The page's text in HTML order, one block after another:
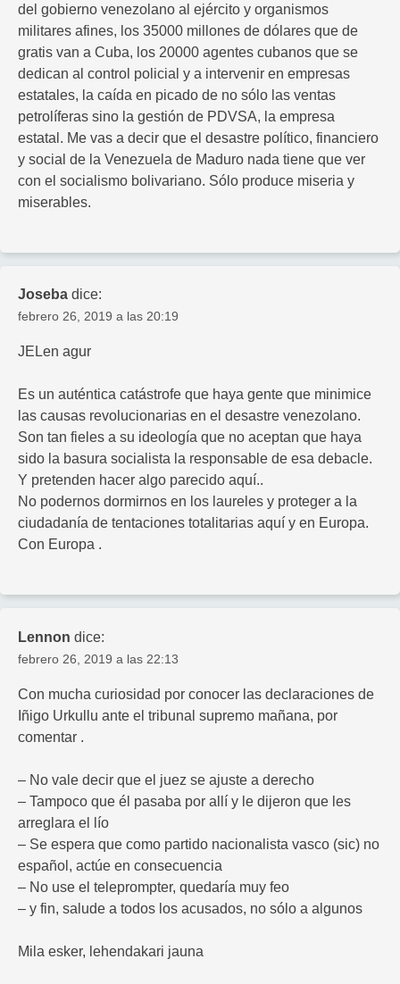
del gobierno venezolano al ejército y organismos
militares afines, los 35000 millones de dólares que de
gratis van a Cuba, los 20000 agentes cubanos que se
dedican al control policial y a intervenir en empresas
estatales, la caída en picado de no sólo las ventas
petrolíferas sino la gestión de PDVSA, la empresa
estatal. Me vas a decir que el desastre político, financiero
y social de la Venezuela de Maduro nada tiene que ver
con el socialismo bolivariano. Sólo produce miseria y
miserables.
Joseba dice:
febrero 26, 2019 a las 20:19
JELen agur
Es un auténtica catástrofe que haya gente que minimice
las causas revolucionarias en el desastre venezolano.
Son tan fieles a su ideología que no aceptan que haya
sido la basura socialista la responsable de esa debacle.
Y pretenden hacer algo parecido aquí..
No podernos dormirnos en los laureles y proteger a la
ciudadanía de tentaciones totalitarias aquí y en Europa.
Con Europa .
Lennon dice:
febrero 26, 2019 a las 22:13
Con mucha curiosidad por conocer las declaraciones de
Iñigo Urkullu ante el tribunal supremo mañana, por
comentar .
– No vale decir que el juez se ajuste a derecho
– Tampoco que él pasaba por allí y le dijeron que les
arreglara el lío
– Se espera que como partido nacionalista vasco (sic) no
español, actúe en consecuencia
– No use el teleprompter, quedaría muy feo
– y fin, salude a todos los acusados, no sólo a algunos
Mila esker, lehendakari jauna